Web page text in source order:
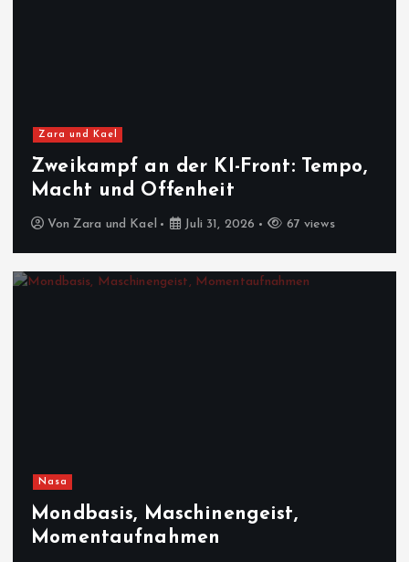
Zara und Kael
Zweikampf an der KI-Front: Tempo,
Macht und Offenheit
Von Zara und Kael Juli 31, 2026 67 views
Nasa
Mondbasis, Maschinengeist,
Momentaufnahmen